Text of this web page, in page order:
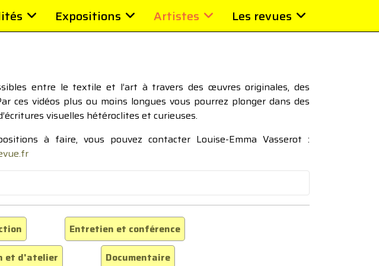
Expositions Artistes Les revues
entre le textile et l’art à travers des œuvres originales, des
ces vidéos plus ou moins longues vous pourrez plonger dans des
visuelles hétéroclites et curieuses.
à faire, vous pouvez contacter Louise-Emma Vasserot :
Entretien et conférence
et d'atelier Documentaire